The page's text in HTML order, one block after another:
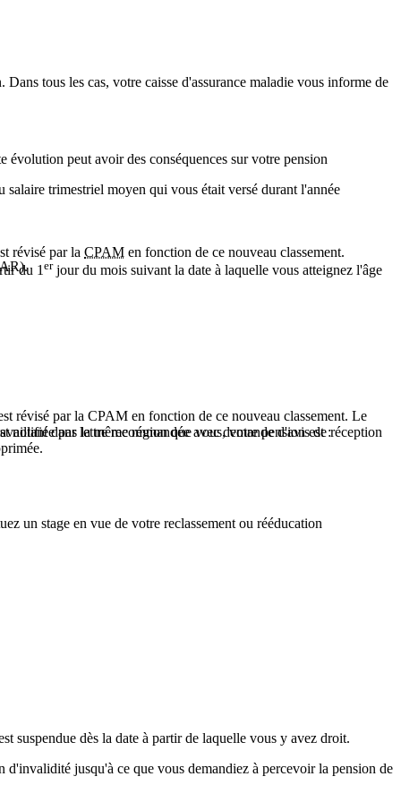
tous les cas, votre caisse d'assurance maladie vous informe de
évolution peut avoir des conséquences sur votre pension
révisé par la CPAM en fonction de ce nouveau classement.
révisé par la CPAM en fonction de ce nouveau classement. Le
par lettre recommandée avec demande d'avis de réception
dans la même région que vous, votre pension est :
un stage en vue de votre reclassement ou rééducation
salaire trimestriel moyen qui vous était versé durant l'année
du 1erjour du mois suivant la date à laquelle vous atteignez l'âge
suspendue dès la date à partir de laquelle vous y avez droit.
jusqu'à ce que vous demandiez à percevoir la pension de